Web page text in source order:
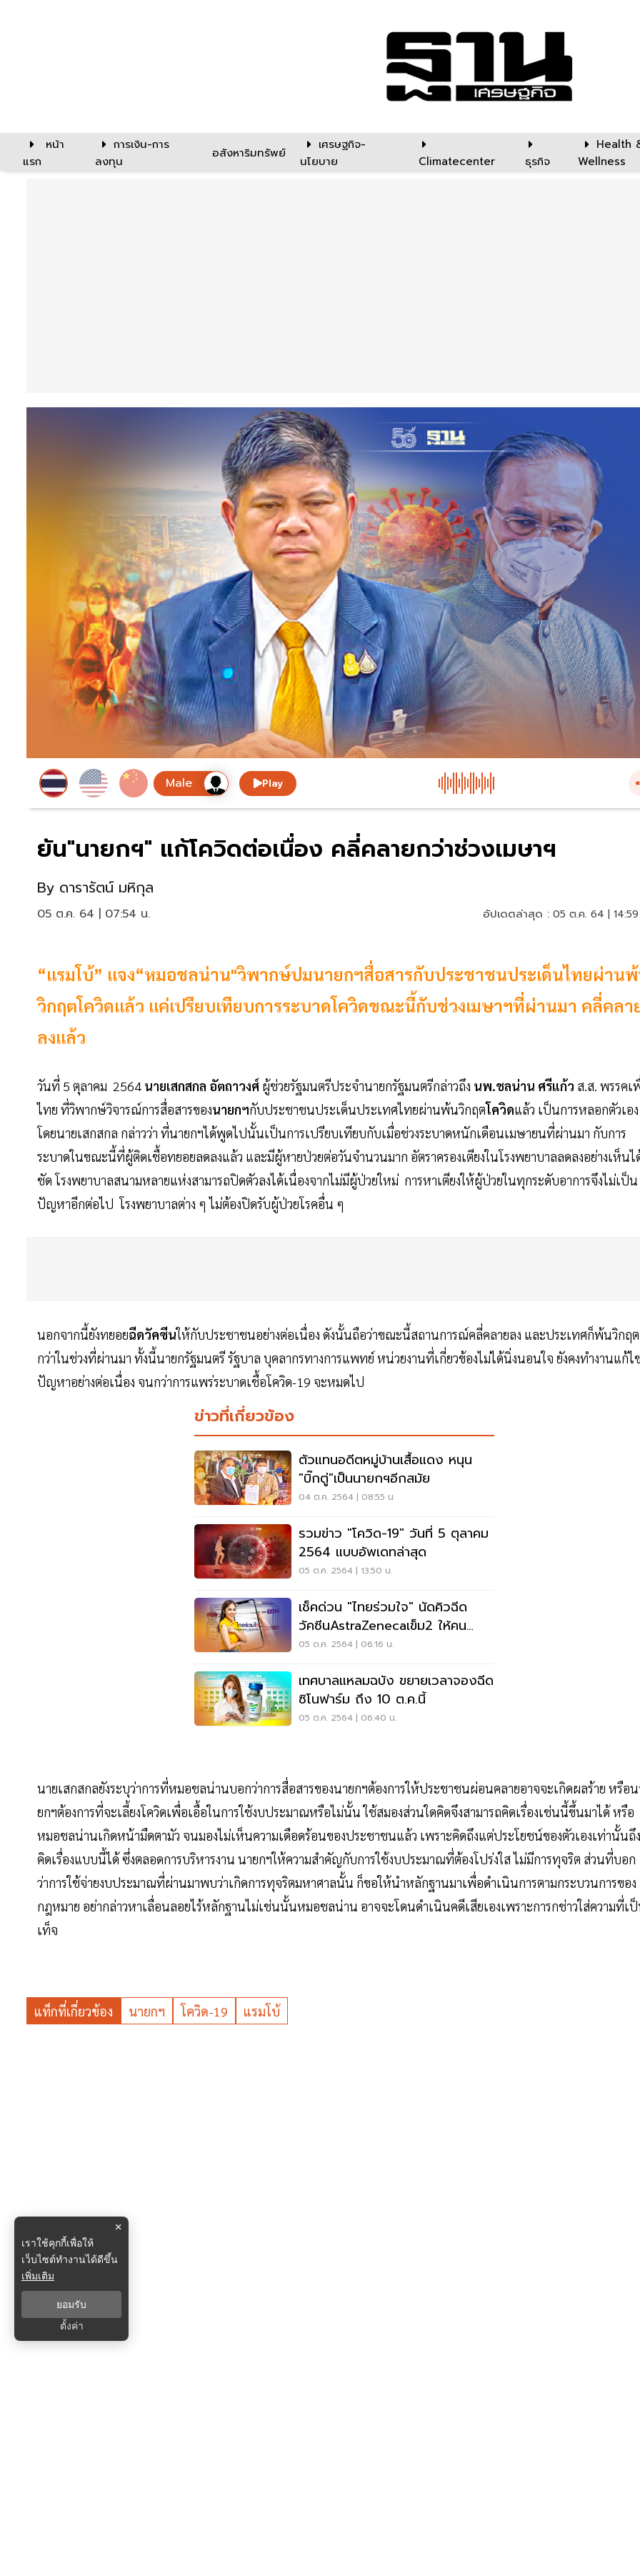
หน้า
แรก
การเงิน-การ
ลงทุน
อสังหาริมทรัพย์
เศรษฐกิจ-
นโยบาย
Climatecenter ธุรกิจ
Health
Wellness
Play
ยัน"นายกฯ" แก้โควิดต่อเนื่อง คลี่คลายกว่าช่วงเมษาฯ
By ดารารัตน์ มหิกุล
05 ต.ค. 64 | 07:54 น. อัปเดตล่าสุด : 05 ต.ค. 64 |
“แรมโบ้” แจง“หมอชลน่าน"วิพากษ์ปมนายกฯสื่อสารกับประชาชนประเด็นไทยผ่าน
วิกฤตโควิดแล้ว แค่เปรียบเทียบการระบาดโควิดขณะนี้กับช่วงเมษาฯที่ผ่านมา คลี่คลา
ลงแล้ว
วันที่ 5 ตุลาคม 2564 นายเสกสกล อัตถาวงศ์ ผู้ช่วยรัฐมนตรีประจำนายกรัฐมนตรีกล่าวถึง นพ.ชลน่าน ศรีแก้ว ส.ส. พรรคเ
ไทย ที่วิพากษ์วิจารณ์การสื่อสารของนายกฯกับประชาชนประเด็นประเทศไทยผ่านพ้นวิกฤตโควิดแล้ว เป็นการหลอกตัวเอง
โดยนายเสกสกล กล่าวว่า ที่นายกฯได้พูดไปนั้นเป็นการเปรียบเทียบกับเมื่อช่วงระบาดหนักเดือนเมษายนที่ผ่านมา กับการ
ระบาดในขณะนี้ที่ผู้ติดเชื้อทยอยลดลงแล้ว และมีผู้หายป่วยต่อวันจำนวนมาก อัตราครองเตียงในโรงพยาบาลลดลงอย่างเห็นไ
ชัด โรงพยาบาลสนามหลายแห่งสามารถปิดตัวลงได้เนื่องจากไม่มีผู้ป่วยใหม่ การหาเตียงให้ผู้ป่วยในทุกระดับอาการจึงไม่เป็น
ปัญหาอีกต่อไป โรงพยาบาลต่าง ๆ ไม่ต้องปิดรับผู้ป่วยโรคอื่น ๆ
นอกจากนี้ยังทยอยฉีดวัคซีนให้กับประชาชนอย่างต่อเนื่อง ดังนั้นถือว่าขณะนี้สถานการณ์คลี่คลายลง และประเทศก็พ้นวิกฤต
กว่าในช่วงที่ผ่านมา ทั้งนี้นายกรัฐมนตรี รัฐบาล บุคลากรทางการแพทย์ หน่วยงานที่เกี่ยวข้องไม่ได้นิ่งนอนใจ ยังคงทำงานแก้ไ
ปัญหาอย่างต่อเนื่อง จนกว่าการแพร่ระบาดเชื้อโควิด-19 จะหมดไป
ข่าวที่เกี่ยวข้อง
ตัวแทนอดีตหมู่บ้านเสื้อแดง หนุน
"บิ๊กตู่"เป็นนายกฯอีกสมัย
04 ต.ค. 2564 | 08:55 น.
รวมข่าว "โควิด-19" วันที่ 5 ตุลาคม
2564 แบบอัพเดทล่าสุด
05 ต.ค. 2564 | 13:50 น.
เช็คด่วน "ไทยร่วมใจ" นัดคิวฉีด
วัคซีนAstraZenecaเข็ม2 ให้คน
ฉีดAZเข็ม1แล้ว
05 ต.ค. 2564 | 06:16 น.
เทศบาลแหลมฉบัง ขยายเวลาจองฉีด
ซิโนฟาร์ม ถึง 10 ต.ค.นี้
05 ต.ค. 2564 | 06:40 น.
นายเสกสกลยังระบุว่าการที่หมอชลน่านบอกว่าการสื่อสารของนายกฯต้องการให้ประชาชนผ่อนคลายอาจจะเกิดผลร้าย หรือ
ยกฯต้องการที่จะเลี้ยงโควิดเพื่อเอื้อในการใช้งบประมาณหรือไม่นั้น ใช้สมองส่วนใดคิดจึงสามารถคิดเรื่องเช่นนี้ขึ้นมาได้ หรือ
หมอชลน่านเกิดหน้ามืดตามัว จนมองไม่เห็นความเดือดร้อนของประชาชนแล้ว เพราะคิดถึงแต่ประโยชน์ของตัวเองเท่านั้นถึง
คิดเรื่องแบบนี้ได้ ซึ่งตลอดการบริหารงาน นายกฯให้ความสำคัญกับการใช้งบประมาณที่ต้องโปร่งใส ไม่มีการทุจริต ส่วนที่บอก
ว่าการใช้จ่ายงบประมาณที่ผ่านมาพบว่าเกิดการทุจริตมหาศาลนั้น ก็ขอให้นำหลักฐานมาเพื่อดำเนินการตามกระบวนการของ
กฎหมาย อย่ากล่าวหาเลื่อนลอยไร้หลักฐานไม่เช่นนั้นหมอชลน่าน อาจจะโดนดำเนินคดีเสียเองเพราะการกช่าวใส่ความที่เ
เท็จ
แท็กที่เกี่ยวข้อง นายกฯ โควิด-19 แรมโบ้
×
เราใช้คุกกี้เพื่อให้
เว็บไซต์ทำงานได้ดีขึ้น
เพิ่มเติม
ยอมรับ
ตั้งค่า